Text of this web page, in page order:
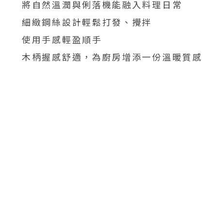
將自然溫潤與俐落機能融入料理日常
細緻鋼絲設計輕鬆打發、攪拌
使用手感輕盈順手
木柄握感舒適，為廚房增添一份溫暖質感